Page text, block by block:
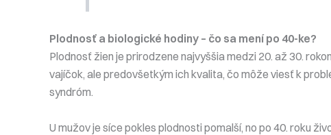
Plodnosť a biologické hodiny – čo sa mení po 40-ke?
Plodnosť žien je prirodzene najvyššia medzi 20. až 30.
vajíčok, ale predovšetkým ich kvalita, čo môže viesť k
syndróm.
U mužov je síce pokles plodnosti pomalší, no po 40. roku